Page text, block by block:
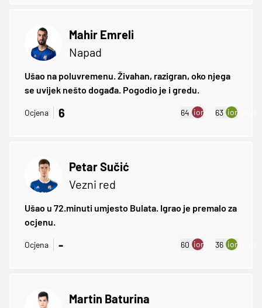
Mahir Emreli
Napad
Ušao na poluvremenu. Živahan, razigran, oko njega
se uvijek nešto događa. Pogodio je i gredu.
Ocjena 6 64 ion:minus
63 ion:plus
Petar Sučić
Vezni red
Ušao u 72.minuti umjesto Bulata. Igrao je premalo za
ocjenu.
Ocjena - 60 ion:minus
36 ion:plus
Martin Baturina